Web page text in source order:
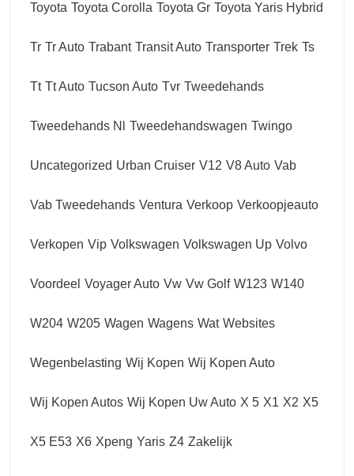
Toyota Toyota Corolla Toyota Gr Toyota Yaris Hybrid
Tr Tr Auto Trabant Transit Auto Transporter Trek Ts
Tt Tt Auto Tucson Auto Tvr Tweedehands
Tweedehands Nl Tweedehandswagen Twingo
Uncategorized Urban Cruiser V12 V8 Auto Vab
Vab Tweedehands Ventura Verkoop Verkoopjeauto
Verkopen Vip Volkswagen Volkswagen Up Volvo
Voordeel Voyager Auto Vw Vw Golf W123 W140
W204 W205 Wagen Wagens Wat Websites
Wegenbelasting Wij Kopen Wij Kopen Auto
Wij Kopen Autos Wij Kopen Uw Auto X 5 X1 X2 X5
X5 E53 X6 Xpeng Yaris Z4 Zakelijk